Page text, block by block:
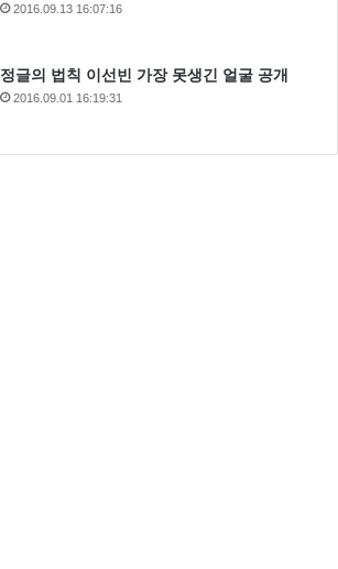
2016.09.13 16:07:16
정글의 법칙 이선빈 가장 못생긴 얼굴 공개
2016.09.01 16:19:31